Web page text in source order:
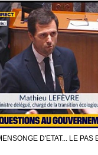
D'ETAT... LE PAS